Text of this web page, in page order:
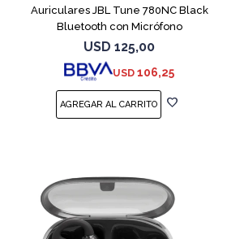
Auriculares JBL Tune 780NC Black
Bluetooth con Micrófono
USD 125,00
USD 106,25